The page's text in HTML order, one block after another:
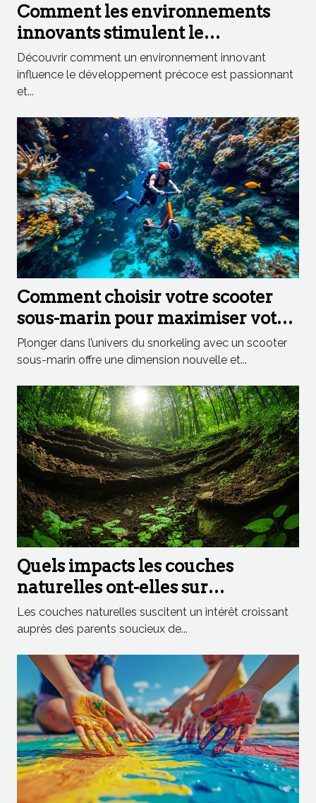
Comment les environnements
innovants stimulent le
développement précoce ?
Découvrir comment un environnement innovant
influence le développement précoce est passionnant
et...
Comment choisir votre scooter
sous-marin pour maximiser votre
expérience en snorkeling ?
Plonger dans l’univers du snorkeling avec un scooter
sous-marin offre une dimension nouvelle et...
Quels impacts les couches
naturelles ont-elles sur
l'environnement ?
Les couches naturelles suscitent un intérêt croissant
auprès des parents soucieux de...